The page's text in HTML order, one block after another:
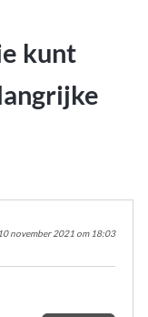
kunt
10 november 2021 om 18:03